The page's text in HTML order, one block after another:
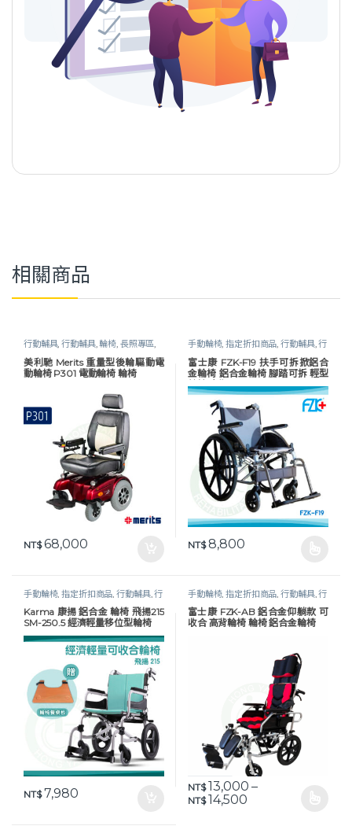
相關商品
行動輔具,行動輔具,輪椅, 長照專區,
電動輪椅
美利馳 Merits 重量型後輪驅動電
動輪椅 P301 電動輪椅 輪椅
NT$68,000
手動輪椅,指定折扣商品,行動輔具,行
動輔具, 輪椅, 長照專區
富士康 FZK-F19 扶手可拆掀鋁合
金輪椅 鋁合金輪椅 腳踏可拆 輕型
輪椅 康復
NT$8,800
手動輪椅,指定折扣商品 ,行動輔具,行
動輔具
輪椅,長照專區
Karma 康揚 鋁合金 輪椅 飛揚215
SM-250.5 經濟輕量移位型輪椅
NT$7,980
手動輪椅,指定折扣商品 ,行動輔具,行
動輔具, 輪椅 ,長照專區, 高背 / 傾倒輪
椅
富士康 FZK-AB 鋁合金仰躺款 可
收合 高背輪椅 輪椅 鋁合金輪椅
NT$13,000 –
NT$14,500價格範圍：NT$
此產品有多種款式。 可在產品頁